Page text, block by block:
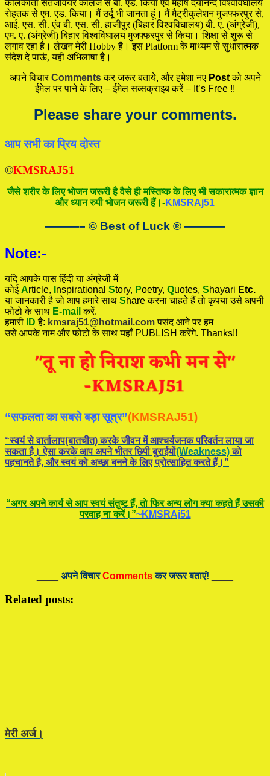
कोलकाता संतजेवियर कालेज से बी. एड. किया एंव महर्षि दयानन्द विश्वविघालय
रोहतक से एम. एड. किया। मैं उर्दू भी जानता हूं। मैं मैट्रीकुलेशन मुजफ्फरपुर से,
आई. एस. सी. एंव बी. एस. सी. हाजीपुर (बिहार विश्वविघालय) बी. ए. (अंग्रेजी),
एम. ए. (अंग्रेजी) बिहार विश्वविघालय मुजफ्फरपुर से किया। शिक्षा से शुरू से
लगाव रहा है। लेखन मेरी Hobby है। इस Platform के माध्यम से सुधारात्मक
संदेश दे पाऊं, यही अभिलाषा है।
अपने विचारCommentsकर जरूर बताये, और हमेशा नए Postको अपने
ईमेल पर पाने के लिए – ईमेल सब्सक्राइब करें – It’s Free !!
Please share your comments.
आप सभी का प्रिय दोस्त
©KMSRAJ51
जैसे शरीर के लिए भोजन जरूरी है वैसे ही मस्तिष्क के लिए भी सकारात्मक ज्ञान
और ध्यान रुपी भोजन जरूरी हैं।-KMSRAj51
———– © Best of Luck ® ———–
Note:-
यदि आपके पास हिंदी या अंग्रेजी में
कोईArticle, nspirational Story, Poetry, Quotes, Shayari Etc.
या जानकारी है जो आप हमारे साथ Share करना चाहते हैं तो कृपया उसे अपनी
फोटो के साथ E-mail करें.
हमारी
ID है: kmsraj51@hotmail.com पसंद आने पर हम
उसे आपके नाम और फोटो के साथ यहाँ PUBLISH करेंगे. Thanks!!
“सफलता का सबसे बड़ा सूत्र”(KMSRAJ51)
“स्वयं से वार्तालाप(बातचीत) करके जीवन में आश्चर्यजनक परिवर्तन लाया जा
सकता है। ऐसा करके आप अपने भीतर छिपी बुराईयाें(Weakness)काे
पहचानते है, और स्वयं काे अच्छा बनने के लिए प्रोत्साहित करते हैं।”
“अगर अपने कार्य से आप स्वयं संतुष्ट हैं, ताे फिर अन्य लोग क्या कहते हैं उसकी
परवाह ना करें।”~KMSRAj51
अपने विचारCommentsकर जरूर बताएं!
Related posts:
मेरी अर्ज।